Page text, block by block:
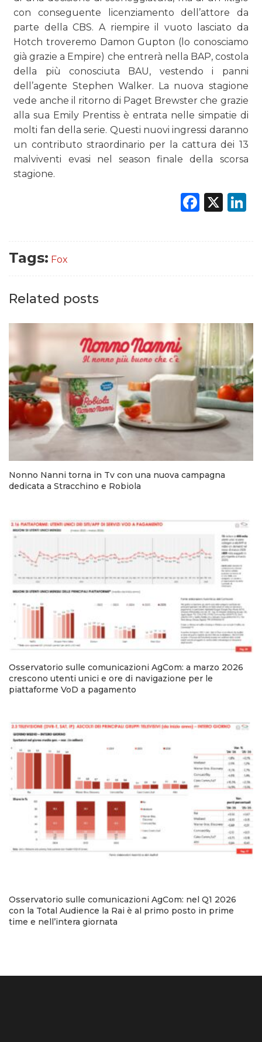
con conseguente licenziamento dell’attore da
parte della CBS. A riempire il vuoto lasciato da
Hotch troveremo Damon Gupton (lo conosciamo
già grazie a Empire) che entrerà nella BAP, costola
della più conosciuta BAU, vestendo i panni
dell’agente Stephen Walker. La nuova stagione
vede anche il ritorno di Paget Brewster che grazie
alla sua Emily Prentiss è entrata nelle simpatie di
molti fan della serie. Questi nuovi ingressi daranno
un contributo straordinario per la cattura dei 13
malviventi evasi nel season finale della scorsa
stagione.
X
Tags: Fox
Related posts
Nonno Nanni torna in Tv con una nuova campagna
dedicata a Stracchino e Robiola
Osservatorio sulle comunicazioni AgCom: a marzo 2026
crescono utenti unici e ore di navigazione per le
piattaforme VoD a pagamento
Osservatorio sulle comunicazioni AgCom: nel Q1 2026
con la Total Audience la Rai è al primo posto in prime
time e nell’intera giornata